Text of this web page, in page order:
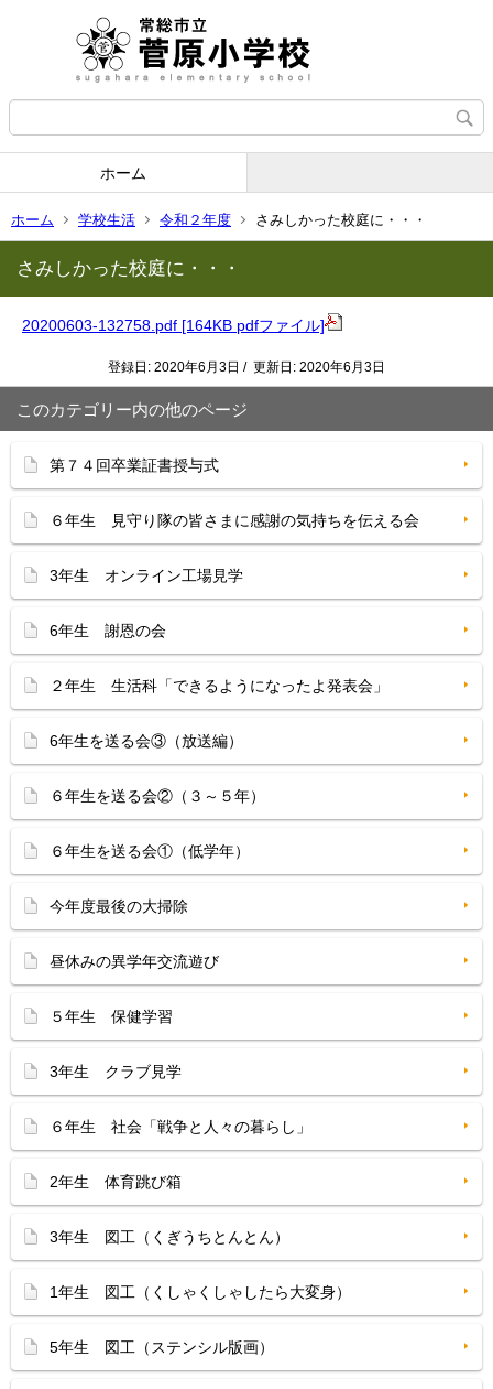
ホーム
ホーム 学校生活 令和２年度 さみしかった校庭に・・・
さみしかった校庭に・・・
20200603-132758.pdf [164KB pdfファイル]
登録日: 2020年6月3日 / 更新日: 2020年6月3日
このカテゴリー内の他のページ
第７４回卒業証書授与式
６年生 見守り隊の皆さまに感謝の気持ちを伝える会
3年生 オンライン工場見学
6年生 謝恩の会
２年生 生活科「できるようになったよ発表会」
6年生を送る会③（放送編）
６年生を送る会②（３～５年）
６年生を送る会①（低学年）
今年度最後の大掃除
昼休みの異学年交流遊び
５年生 保健学習
3年生 クラブ見学
６年生 社会「戦争と人々の暮らし」
2年生 体育跳び箱
3年生 図工（くぎうちとんとん）
1年生 図工（くしゃくしゃしたら大変身）
5年生 図工（ステンシル版画）